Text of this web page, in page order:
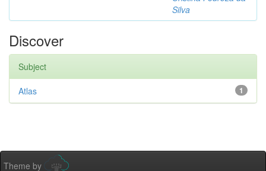
Silva
Discover
Subject
1
Atlas
Theme by